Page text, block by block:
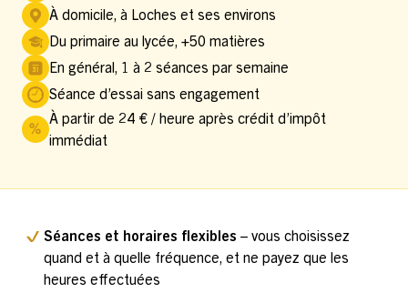
À domicile, à Loches et ses environs
Du primaire au lycée, +50 matières
En général, 1 à 2 séances par semaine
Séance d’essai sans engagement
À partir de 24 € / heure après crédit d’impôt
immédiat
Séances et horaires flexibles – vous choisissez
quand et à quelle fréquence, et ne payez que les
heures effectuées